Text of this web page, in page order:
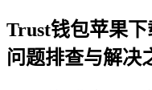
Trust钱包苹果下
问题排查与解决